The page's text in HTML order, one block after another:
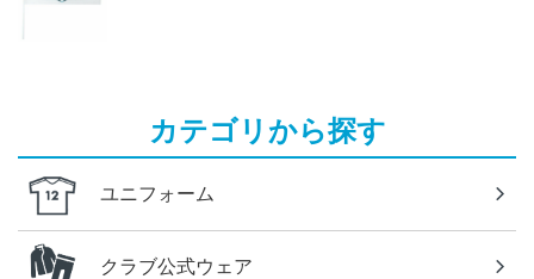
カテゴリから探す
ユニフォーム
クラブ公式ウェア